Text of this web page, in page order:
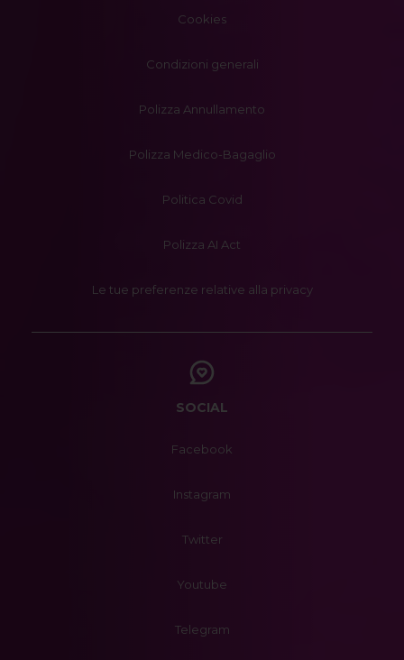
Cookies
Condizioni generali
Polizza Annullamento
Polizza Medico-Bagaglio
Politica Covid
Polizza AI Act
Le tue preferenze relative alla privacy
SOCIAL
Facebook
Instagram
Twitter
Youtube
Telegram